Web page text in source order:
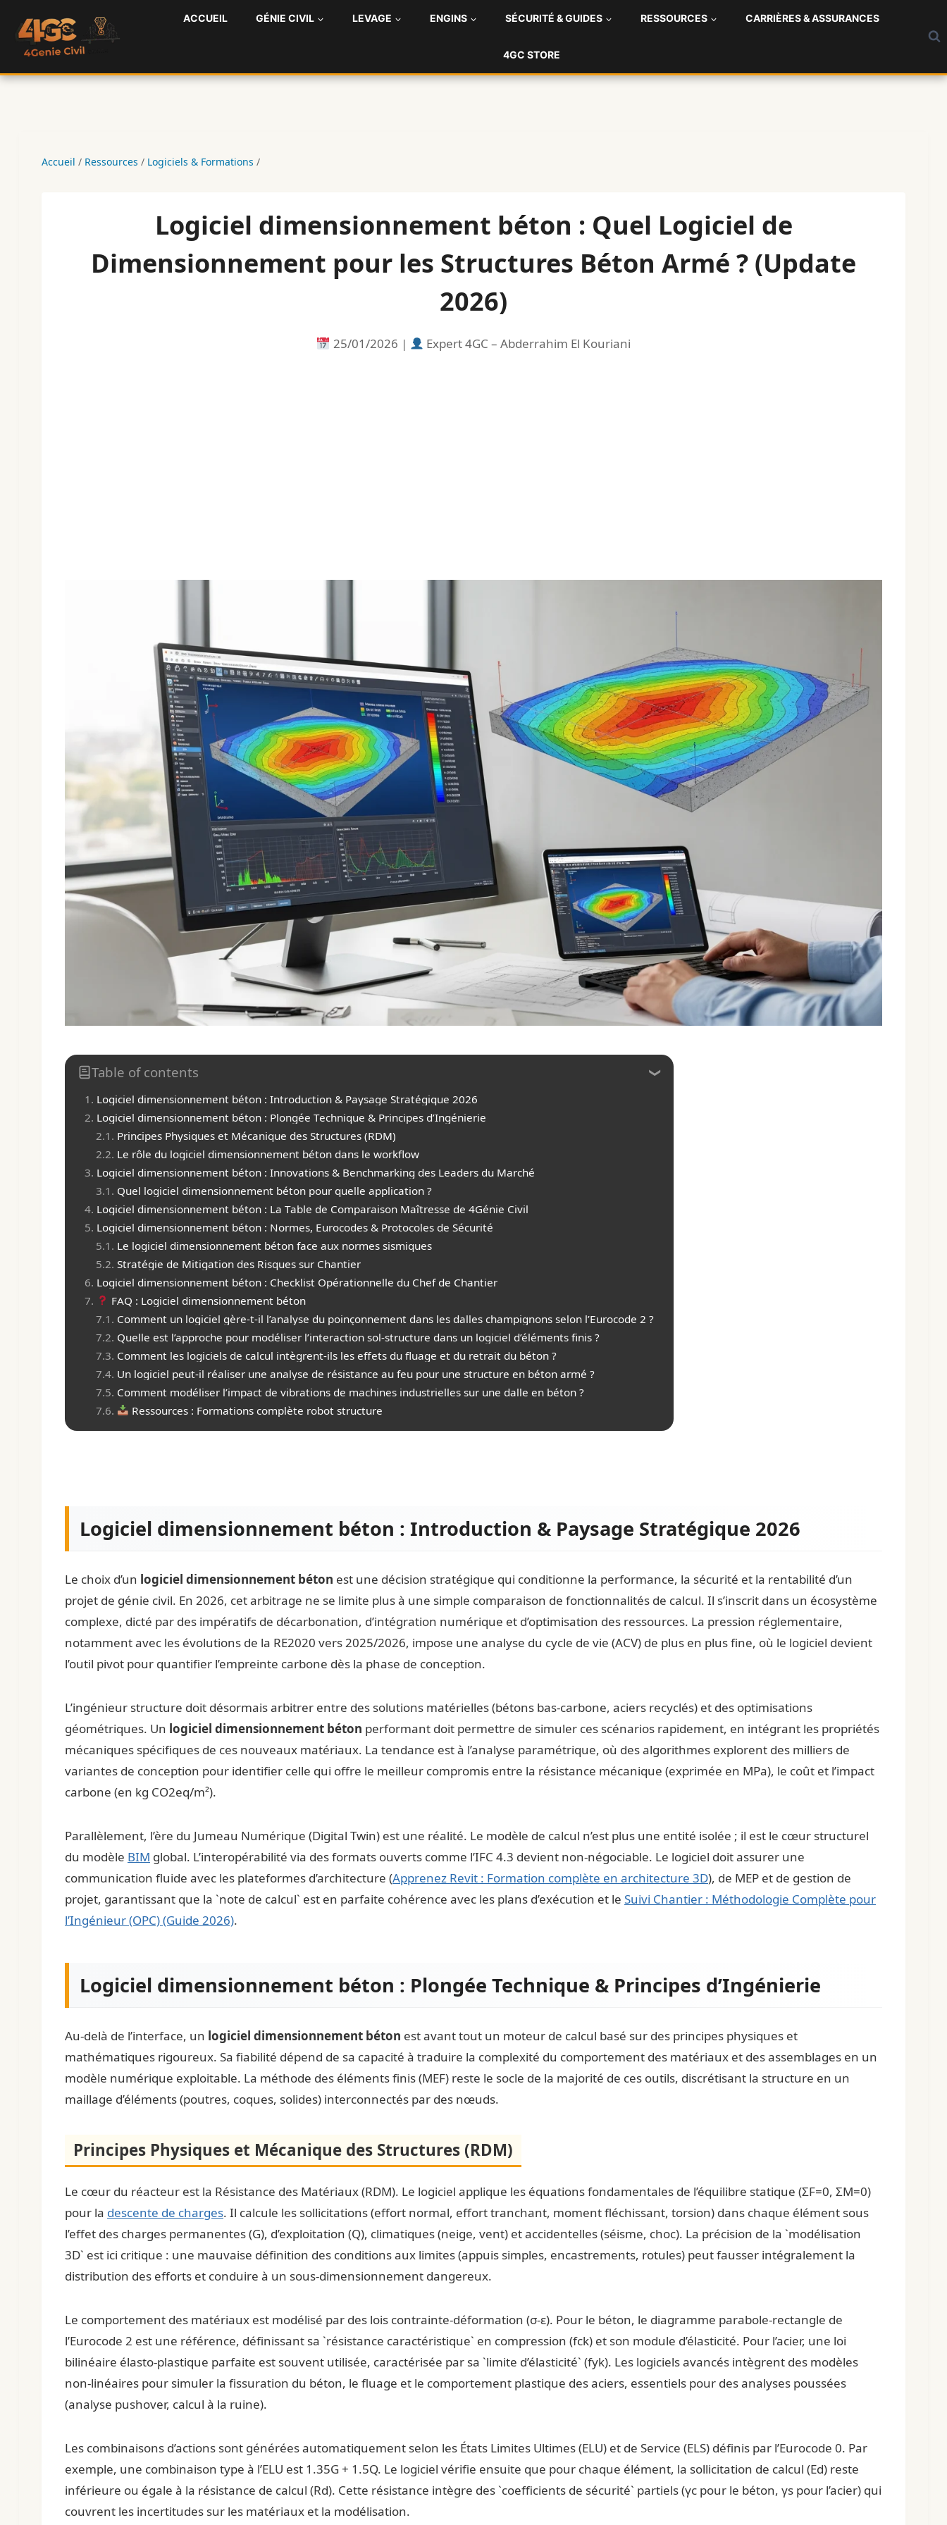
contenu
ACCUEIL GÉNIE CIVIL LEVAGE ENGINS SÉCURITÉ & GUIDES RESSOURCES CARRIÈRES & ASSURANCES
4GC STORE
Accueil / Ressources / Logiciels & Formations /
Logiciel dimensionnement béton : Quel Logiciel de
Dimensionnement pour les Structures Béton Armé ? (Update
2026)
25/01/2026 | Expert 4GC – Abderrahim El Kouriani
Table of contents
Logiciel dimensionnement béton : Introduction & Paysage Stratégique 2026
Logiciel dimensionnement béton : Plongée Technique & Principes d’Ingénierie
Principes Physiques et Mécanique des Structures (RDM)
Le rôle du logiciel dimensionnement béton dans le workflow
Logiciel dimensionnement béton : Innovations & Benchmarking des Leaders du Marché
Quel logiciel dimensionnement béton pour quelle application ?
Logiciel dimensionnement béton : La Table de Comparaison Maîtresse de 4Génie Civil
Logiciel dimensionnement béton : Normes, Eurocodes & Protocoles de Sécurité
Le logiciel dimensionnement béton face aux normes sismiques
Stratégie de Mitigation des Risques sur Chantier
Logiciel dimensionnement béton : Checklist Opérationnelle du Chef de Chantier
FAQ : Logiciel dimensionnement béton
Comment un logiciel gère-t-il l’analyse du poinçonnement dans les dalles champignons selon l’Eurocode 2 ?
Quelle est l’approche pour modéliser l’interaction sol-structure dans un logiciel d’éléments finis ?
Comment les logiciels de calcul intègrent-ils les effets du fluage et du retrait du béton ?
Un logiciel peut-il réaliser une analyse de résistance au feu pour une structure en béton armé ?
Comment modéliser l’impact de vibrations de machines industrielles sur une dalle en béton ?
Ressources : Formations complète robot structure
Logiciel dimensionnement béton : Introduction & Paysage Stratégique 2026
Le choix d’un logiciel dimensionnement béton est une décision stratégique qui conditionne la performance, la sécurité et la rentabilité d’un
projet de génie civil. En 2026, cet arbitrage ne se limite plus à une simple comparaison de fonctionnalités de calcul. Il s’inscrit dans un écosystème
complexe, dicté par des impératifs de décarbonation, d’intégration numérique et d’optimisation des ressources. La pression réglementaire,
notamment avec les évolutions de la RE2020 vers 2025/2026, impose une analyse du cycle de vie (ACV) de plus en plus fine, où le logiciel devient
l’outil pivot pour quantifier l’empreinte carbone dès la phase de conception.
L’ingénieur structure doit désormais arbitrer entre des solutions matérielles (bétons bas-carbone, aciers recyclés) et des optimisations
géométriques. Un logiciel dimensionnement béton performant doit permettre de simuler ces scénarios rapidement, en intégrant les propriétés
mécaniques spécifiques de ces nouveaux matériaux. La tendance est à l’analyse paramétrique, où des algorithmes explorent des milliers de
variantes de conception pour identifier celle qui offre le meilleur compromis entre la résistance mécanique (exprimée en MPa), le coût et l’impact
carbone (en kg CO2eq/m²).
Parallèlement, l’ère du Jumeau Numérique (Digital Twin) est une réalité. Le modèle de calcul n’est plus une entité isolée ; il est le cœur structurel
du modèle BIM global. L’interopérabilité via des formats ouverts comme l’IFC 4.3 devient non-négociable. Le logiciel doit assurer une
communication fluide avec les plateformes d’architecture (Apprenez Revit : Formation complète en architecture 3D), de MEP et de gestion de
projet, garantissant que la `note de calcul` est en parfaite cohérence avec les plans d’exécution et le Suivi Chantier : Méthodologie Complète pour
l’Ingénieur (OPC) (Guide 2026).
Logiciel dimensionnement béton : Plongée Technique & Principes d’Ingénierie
Au-delà de l’interface, un logiciel dimensionnement béton est avant tout un moteur de calcul basé sur des principes physiques et
mathématiques rigoureux. Sa fiabilité dépend de sa capacité à traduire la complexité du comportement des matériaux et des assemblages en un
modèle numérique exploitable. La méthode des éléments finis (MEF) reste le socle de la majorité de ces outils, discrétisant la structure en un
maillage d’éléments (poutres, coques, solides) interconnectés par des nœuds.
Principes Physiques et Mécanique des Structures (RDM)
Le cœur du réacteur est la Résistance des Matériaux (RDM). Le logiciel applique les équations fondamentales de l’équilibre statique (ΣF=0, ΣM=0)
pour la descente de charges. Il calcule les sollicitations (effort normal, effort tranchant, moment fléchissant, torsion) dans chaque élément sous
l’effet des charges permanentes (G), d’exploitation (Q), climatiques (neige, vent) et accidentelles (séisme, choc). La précision de la `modélisation
3D` est ici critique : une mauvaise définition des conditions aux limites (appuis simples, encastrements, rotules) peut fausser intégralement la
distribution des efforts et conduire à un sous-dimensionnement dangereux.
Le comportement des matériaux est modélisé par des lois contrainte-déformation (σ-ε). Pour le béton, le diagramme parabole-rectangle de
l’Eurocode 2 est une référence, définissant sa `résistance caractéristique` en compression (fck) et son module d’élasticité. Pour l’acier, une loi
bilinéaire élasto-plastique parfaite est souvent utilisée, caractérisée par sa `limite d’élasticité` (fyk). Les logiciels avancés intègrent des modèles
non-linéaires pour simuler la fissuration du béton, le fluage et le comportement plastique des aciers, essentiels pour des analyses poussées
(analyse pushover, calcul à la ruine).
Les combinaisons d’actions sont générées automatiquement selon les États Limites Ultimes (ELU) et de Service (ELS) définis par l’Eurocode 0. Par
exemple, une combinaison type à l’ELU est 1.35G + 1.5Q. Le logiciel vérifie ensuite que pour chaque élément, la sollicitation de calcul (Ed) reste
inférieure ou égale à la résistance de calcul (Rd). Cette résistance intègre des `coefficients de sécurité` partiels (γc pour le béton, γs pour l’acier) qui
couvrent les incertitudes sur les matériaux et la modélisation.